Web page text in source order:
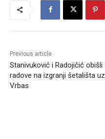
Previous article
Stanivuković i Radojičić obišli
radove na izgranji šetališta uz
Vrbas